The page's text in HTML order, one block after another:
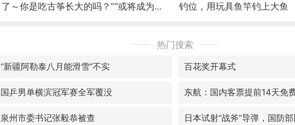
了～你是吃古筝长大的吗？”“或将成为首
钓位，用玩具鱼竿钓上大鱼
热门搜索
“新疆阿勒泰八月能滑雪”不实 百花奖开幕式
国乒男单横滨冠军赛全军覆没 东航：国内客票提前14天免
泉州市委书记张毅恭被查 日本试射“战斧”导弹，国防